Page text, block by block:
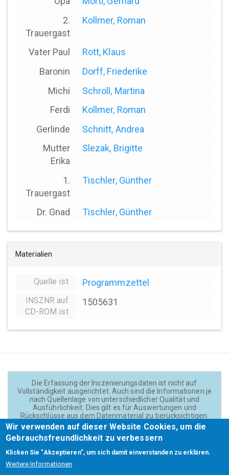
2.
Trauergast
Kollmer, Roman
Vater Paul
Rott, Klaus
Baronin
Dorff, Friederike
Michi
Schroll, Martina
Ferdi
Kollmer, Roman
Gerlinde
Schnitt, Andrea
Mutter
Erika
Slezak, Brigitte
1.
Trauergast
Tischler, Günther
Dr. Gnad Tischler, Günther
Materialien
Quelle ist Programmzettel
INSZNR auf
CD-ROM ist
1505631
Die Erfassung der Inszenierungsdaten ist nicht auf
Vollständigkeit ausgerichtet. Auch sind die Informationen je
nach Quellenlage von unterschiedlicher Qualität und
Ausführlichkeit. Dies gilt es für Auswertungen und
Rückschlüsse aus dem Datenmaterial zu berücksichtigen.
Daten und Texte auf der Website sind - wenn nicht anders
angegeben - lizensiert unterCC BY 4.0(Creator:
Theadok.at).
Wir verwenden auf dieser Website Cookies, um die
Gebrauchsfreundlichkeit zu verbessern
Klicken Sie "Akzeptieren", um sich damit einverstanden zu erklären.
Weitere Informationen